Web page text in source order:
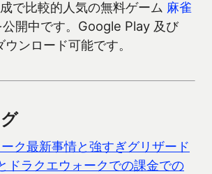
で比較的人気の無料ゲーム 麻雀
公開中です。Google Play 及び
ンロード可能です。
ク最新事情と強すぎグリザード
ドラクエウォークでの課金での